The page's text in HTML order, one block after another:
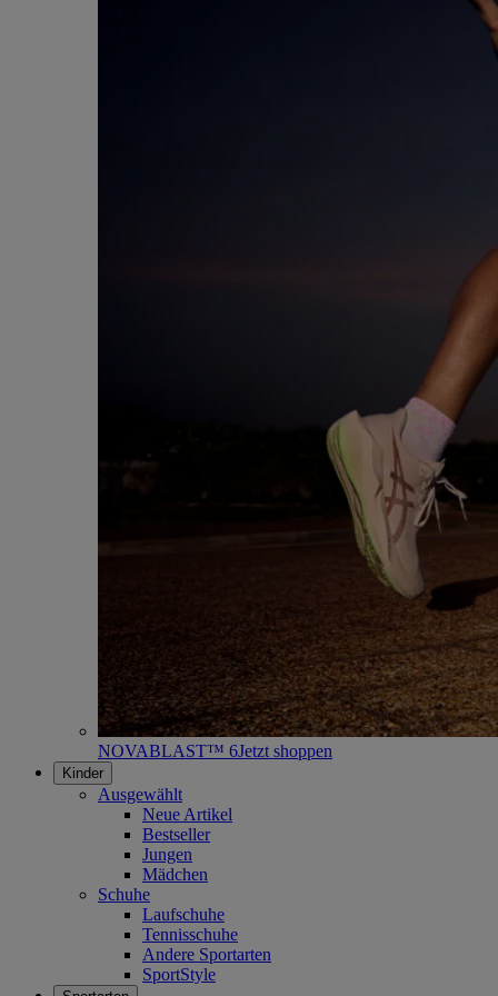
NOVABLAST™ 6Jetzt shoppen
Kinder
Ausgewählt
Neue Artikel
Bestseller
Jungen
Mädchen
Schuhe
Laufschuhe
Tennisschuhe
Andere Sportarten
SportStyle